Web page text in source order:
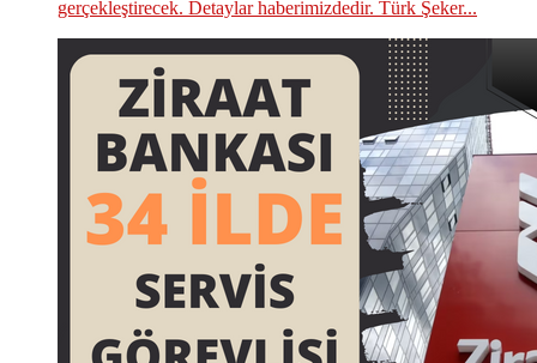
gerçekleştirecek. Detaylar haberimizdedir. Türk Şeker...